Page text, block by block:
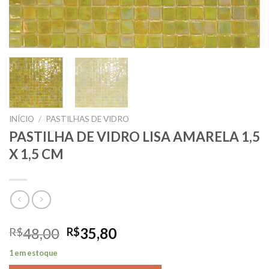
INÍCIO / PASTILHAS DE VIDRO
PASTILHA DE VIDRO LISA AMARELA 1,5
X 1,5 CM
R$48,00 O
preço
original
R$35,80O
atual
1 em estoque